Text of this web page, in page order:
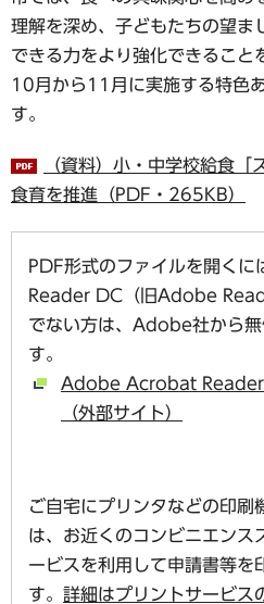
理解を深め、子どもたちの望ま
できる力をより強化できること
10月から11月に実施する特色
す。
（資料）小・中学校給食「
食育を推進（PDF・265KB）
PDF形式のファイルを開く
Reader DC（旧Adobe
でない方は、Adobe社から
す。
Adobe Acrobat Reader
（外部サイト）
ご自宅にプリンタなどの印刷
は、お近くのコンビニエンス
ービスを利用して申請書等を
す。 詳細はプリントサービス